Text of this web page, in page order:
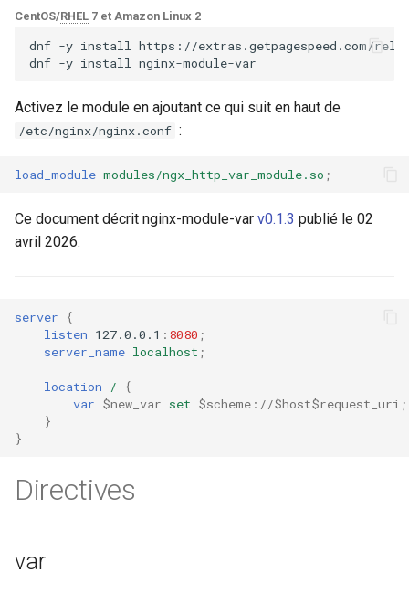
e
c
h
r
$is_desktop
$is_mobile
core
cors
counter
exec
feishu-auth
ftpclient
Support HTTP/3 QUIC de
NGINX - Paquets RPM pour
RHEL et CentOS
Serveur Web Angie - Installer
sur RHEL, CentOS, Rocky
CentOS/RHEL 7 et Amazon Linux 2
dnf -y install
https://extras.getpagespeed.com/
dnf -y install
Activez le module en ajoutant ce qui suit en haut de
/etc/nginx/nginx.conf :
load_module modules/ngx_http_var_module.so ;
Ce document décrit nginx-module-var v0.1.3 publié le 02
avril 2026.
server
{
listen 127.0.0.1 : 8080 ;
server_name localhost ;
location /
{
var $new_var set $scheme://$host$request_uri ;
}
}
Directives
var